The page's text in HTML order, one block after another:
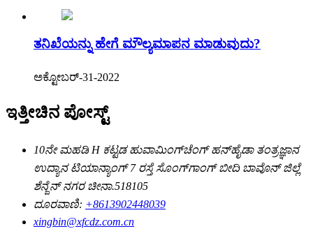
ತನಿಖೆಯನ್ನು ಹೇಗೆ ಮೌಲ್ಯಮಾಪನ ಮಾಡುವುದು?
ಅಕ್ಟೋಬರ್-31-2022
ಇತ್ತೀಚಿನ ಪೋಸ್ಟ್
10ನೇ ಮಹಡಿ H ಕಟ್ಟಡ ಹುವಾಮಿಂಗ್‌ಚೆಂಗ್ ಹನ್‌ಹೈಡಾ ತಂತ್ರಜ್ಞಾನ
ಉದ್ಯಾನ ಟಿಯಾನ್ಯಾಂಗ್ 7 ರಸ್ತೆ ಸೊಂಗ್‌ಗಾಂಗ್ ಬೀದಿ ಬಾವೊನ್ ಜಿಲ್ಲೆ
ಶೆನ್ಜೆನ್ ನಗರ ಚೀನಾ.518105
ದೂರವಾಣಿ: +8613902448039
xingbin@xfcdz.com.cn